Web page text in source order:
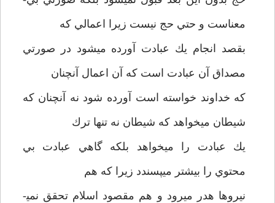
معناست و حتي حج نيست زيرا اعمالي كه
بقصد انجام يك عبادت آورده ميشود در صورتي
مصداق آن عبادت است كه آن اعمال آنچنان
كه خداوند خواسته است آورده شود نه آنچنان كه
شيطان مي­خواهد كه شيطان نه تنها ترك
يك عبادت را مي­خواهد بلكه گاهي عبادت بي
محتوي را بيشتر مي­پسندد زيرا كه هم
نيروها هدر ميرود و هم مقصود اسلام تحقق نمي­